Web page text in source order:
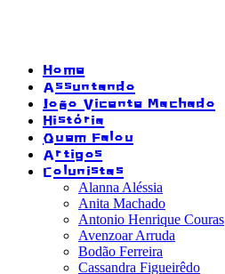
Home
Assuntando
João Vicente Machado
História
Quem Falou
Artigos
Colunistas
Alanna Aléssia
Anita Machado
Antonio Henrique Couras
Avenzoar Arruda
Bodão Ferreira
Cassandra Figueirêdo